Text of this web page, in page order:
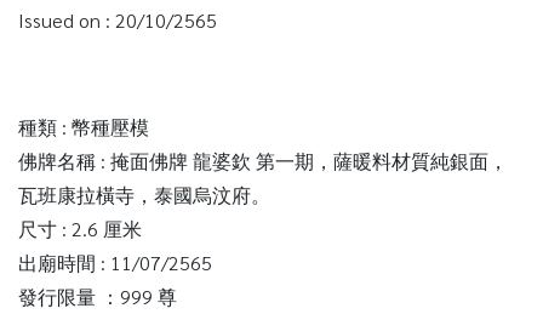
Issued on : 20/10/2565
種類 : 幣種壓模
佛牌名稱 : 掩面佛牌 龍婆欽 第一期，薩暖料材質純銀面，
瓦班康拉橫寺，泰國烏汶府。
尺寸 : 2.6 厘米
出廟時間 : 11/07/2565
發行限量 ：999 尊